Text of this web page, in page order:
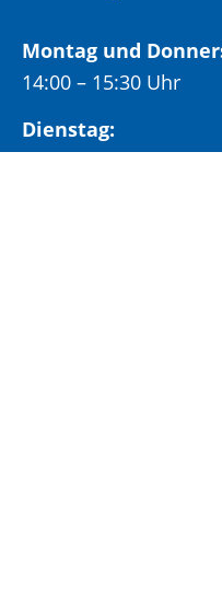
Montag und
14:00 – 15:30 Uhr
Dienstag: 8:00
14:00 – 18:00 Uhr